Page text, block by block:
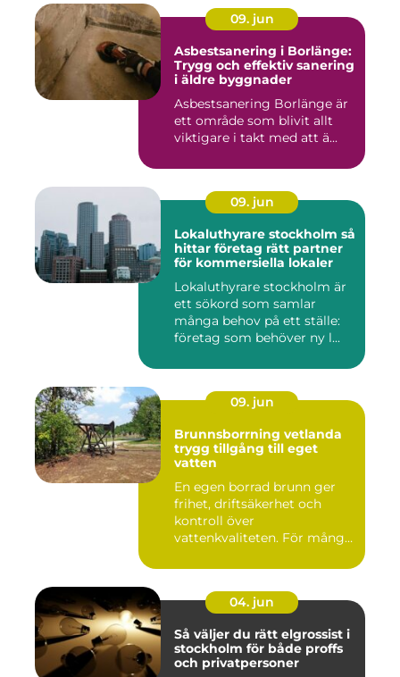
09. jun
Asbestsanering i Borlänge:
Trygg och effektiv sanering
i äldre byggnader
Asbestsanering Borlänge är
ett område som blivit allt
viktigare i takt med att ä...
09. jun
Lokaluthyrare stockholm så
hittar företag rätt partner
för kommersiella lokaler
Lokaluthyrare stockholm är
ett sökord som samlar
många behov på ett ställe:
företag som behöver ny l...
09. jun
Brunnsborrning vetlanda
trygg tillgång till eget
vatten
En egen borrad brunn ger
frihet, driftsäkerhet och
kontroll över
vattenkvaliteten. För många
04. jun
Så väljer du rätt elgrossist i
stockholm för både proffs
och privatpersoner